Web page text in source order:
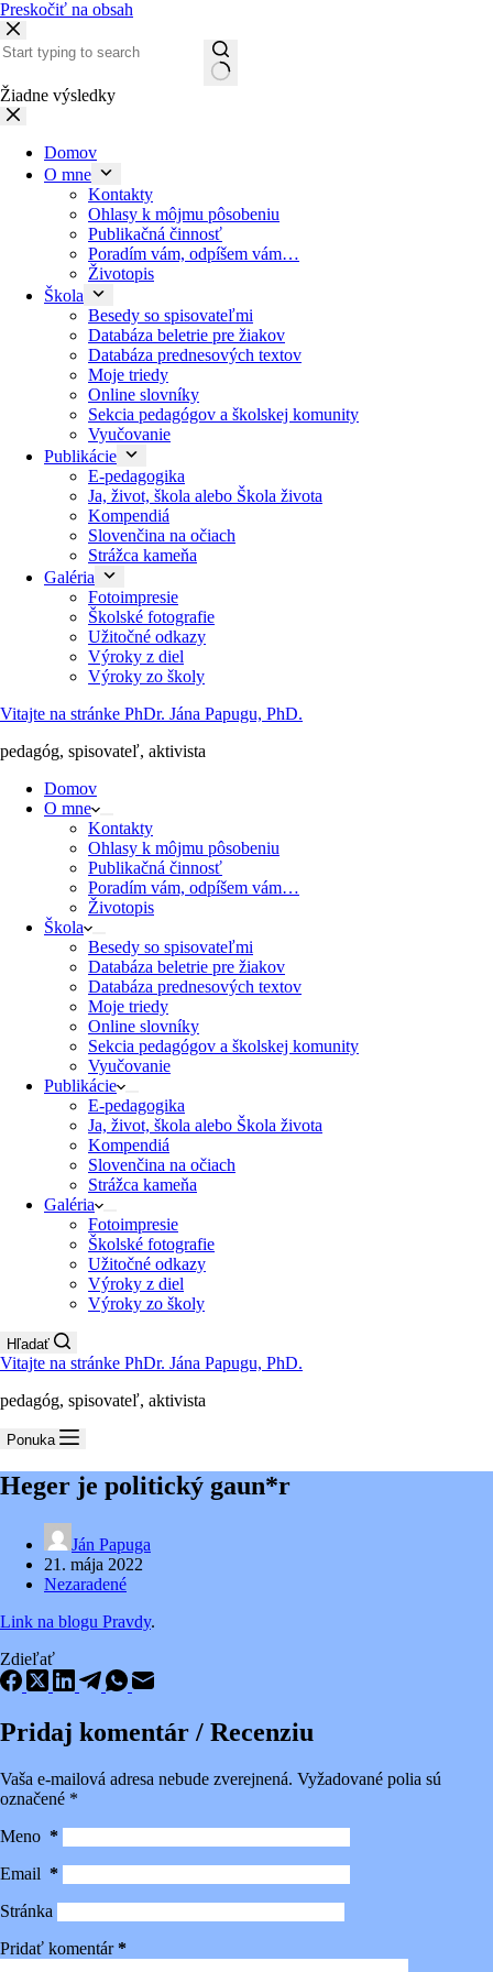
Preskočiť na obsah
Žiadne výsledky
Domov
O mne
Kontakty
Ohlasy k môjmu pôsobeniu
Publikačná činnosť
Poradím vám, odpíšem vám…
Životopis
Škola
Besedy so spisovateľmi
Databáza beletrie pre žiakov
Databáza prednesových textov
Moje triedy
Online slovníky
Sekcia pedagógov a školskej komunity
Vyučovanie
Publikácie
E-pedagogika
Ja, život, škola alebo Škola života
Kompendiá
Slovenčina na očiach
Strážca kameňa
Galéria
Fotoimpresie
Školské fotografie
Užitočné odkazy
Výroky z diel
Výroky zo školy
Vitajte na stránke PhDr. Jána Papugu, PhD.
pedagóg, spisovateľ, aktivista
Domov
O mne
Kontakty
Ohlasy k môjmu pôsobeniu
Publikačná činnosť
Poradím vám, odpíšem vám…
Životopis
Škola
Besedy so spisovateľmi
Databáza beletrie pre žiakov
Databáza prednesových textov
Moje triedy
Online slovníky
Sekcia pedagógov a školskej komunity
Vyučovanie
Publikácie
E-pedagogika
Ja, život, škola alebo Škola života
Kompendiá
Slovenčina na očiach
Strážca kameňa
Galéria
Fotoimpresie
Školské fotografie
Užitočné odkazy
Výroky z diel
Výroky zo školy
Hľadať
Vitajte na stránke PhDr. Jána Papugu, PhD.
pedagóg, spisovateľ, aktivista
Ponuka
Heger je politický gaun*r
Ján Papuga
21. mája 2022
Nezaradené
Link na blogu Pravdy.
Zdieľať
Pridaj komentár / Recenziu
Vaša e-mailová adresa nebude zverejnená. Vyžadované polia sú
označené *
Meno *
Email *
Stránka
Pridať komentár*